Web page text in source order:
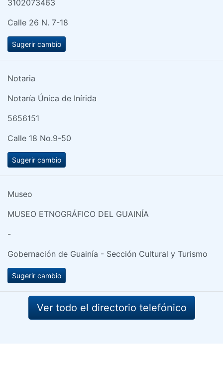
3102073463
Calle 26 N. 7-18
Sugerir cambio
Notaria
Notaría Única de Inírida
5656151
Calle 18 No.9-50
Sugerir cambio
Museo
MUSEO ETNOGRÁFICO DEL GUAINÍA
-
Gobernación de Guainía - Sección Cultural y Turismo
Sugerir cambio
Ver todo el directorio telefónico